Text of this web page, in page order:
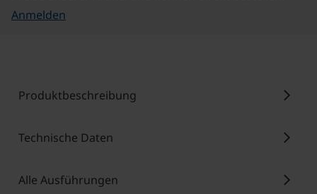
Anmelden
Produktbeschreibung chevron_right
Technische Daten chevron_right
Alle Ausführungen chevron_right